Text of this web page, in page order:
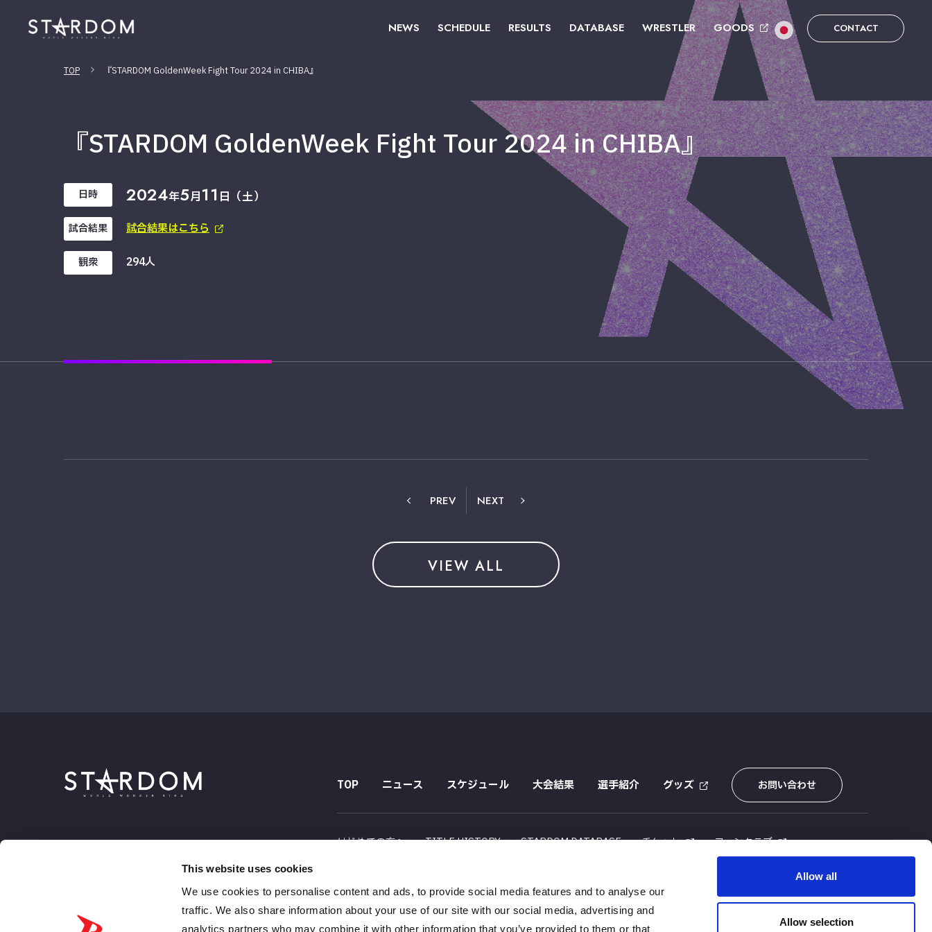
This website uses cookies
We use cookies to personalise content and ads, to provide social media features and to analyse our
traffic. We also share information about your use of our site with our social media, advertising and
analytics partners who may combine it with other information that you’ve provided to them or that
Allow all
Allow selection
NEWS SCHEDULE RESULTS DATABASE WRESTLER GOODS CONTACT
TOP 『STARDOM GoldenWeek Fight Tour 2024 in CHIBA』
『STARDOM GoldenWeek Fight Tour 2024 in CHIBA』
日時 2024年5月11 日（土）
試合結果 試合結果はこちら
観衆 294人
PREV NEXT
VIEW ALL
TOP ニュース スケジュール 大会結果 選手紹介 グッズ お問い合わせ
はじめての方へ TITLE HISTORY STARDOM DATABASE チケット ファンクラブ
採用情報